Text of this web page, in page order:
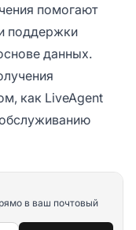
помогают
поддержки
данных.
как LiveAgent
в ваш почтовый